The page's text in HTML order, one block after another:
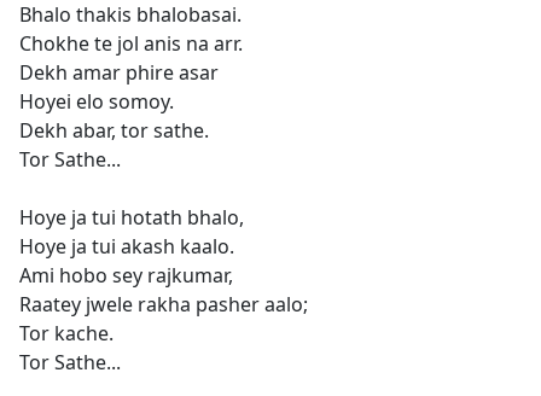
Bhalo thakis bhalobasai.
Chokhe te jol anis na arr.
Dekh amar phire asar
Hoyei elo somoy.
Dekh abar, tor sathe.
Tor Sathe...
Hoye ja tui hotath bhalo,
Hoye ja tui akash kaalo.
Ami hobo sey rajkumar,
Raatey jwele rakha pasher aalo;
Tor kache.
Tor Sathe...